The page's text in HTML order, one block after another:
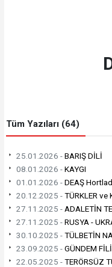
Tüm Yazıları (64)
25.01.2026 -BARIŞ DİLİ
08.01.2026 -KAYGI
01.01.2026 -DEAŞ
20.12.2025 -TÜRKLER ve
27.11.2025 - ADALETİN
27.11.2025 -RUSYA -
30.10.2025 -TÜLBETİN
23.09.2025 -GÜNDEM
22.05.2025 -TERÖRSÜZ